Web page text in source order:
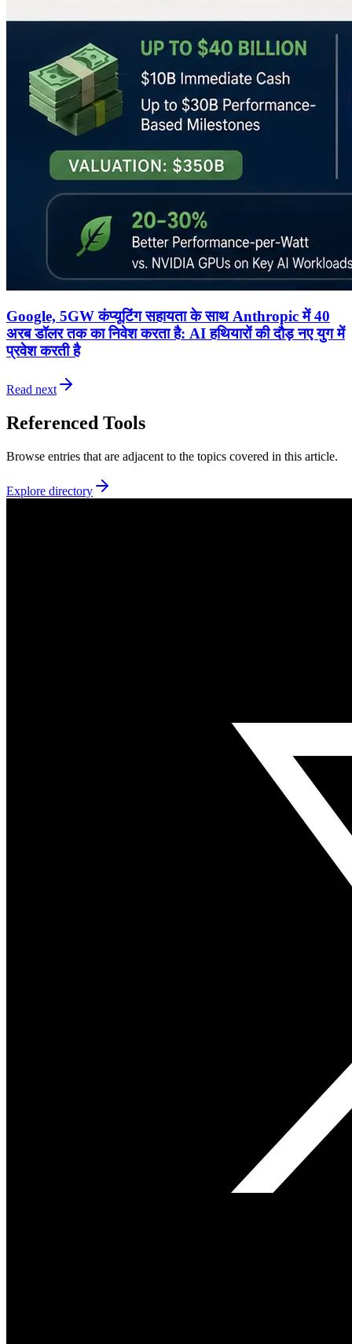
Google, 5GW कंप्यूटिंग सहायता के साथ Anthropic में 40
अरब डॉलर तक का निवेश करता है: AI हथियारों की दौड़ नए युग में
प्रवेश करती है
Read next
Referenced Tools
Browse entries that are adjacent to the topics covered in this article.
Explore directory